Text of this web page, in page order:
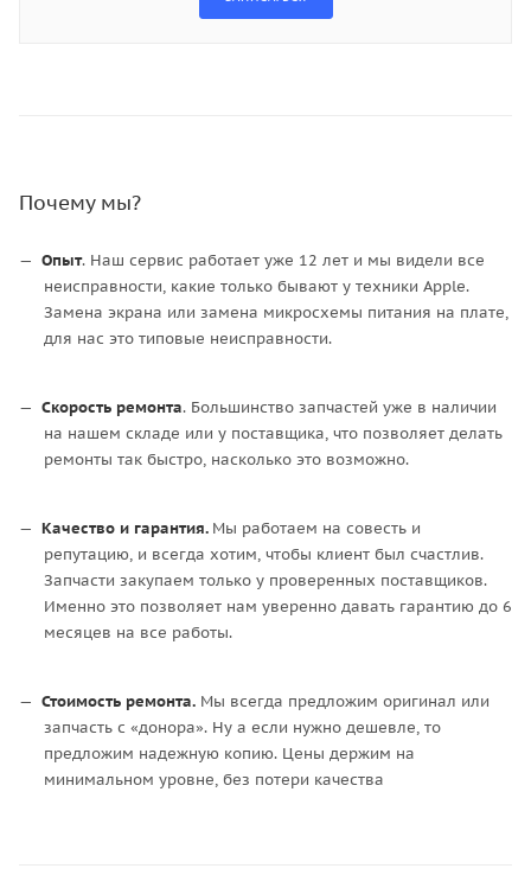
Почему мы?
Опыт. Наш сервис работает уже 12 лет и мы видели все
неисправности, какие только бывают у техники Apple.
Замена экрана или замена микросхемы питания на плате,
для нас это типовые неисправности.
Скорость ремонта. Большинство запчастей уже в наличии
на нашем складе или у поставщика, что позволяет делать
ремонты так быстро, насколько это возможно.
Качество и гарантия. Мы работаем на совесть и
репутацию, и всегда хотим, чтобы клиент был счастлив.
Запчасти закупаем только у проверенных поставщиков.
Именно это позволяет нам уверенно давать гарантию до 6
месяцев на все работы.
Стоимость ремонта. Мы всегда предложим оригинал или
запчасть с «донора». Ну а если нужно дешевле, то
предложим надежную копию. Цены держим на
минимальном уровне, без потери качества